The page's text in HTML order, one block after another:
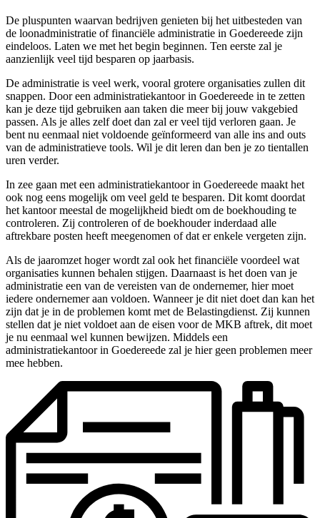
De pluspunten waarvan bedrijven genieten bij het uitbesteden van
de loonadministratie of financiële administratie in Goedereede zijn
eindeloos. Laten we met het begin beginnen. Ten eerste zal je
aanzienlijk veel tijd besparen op jaarbasis.
De administratie is veel werk, vooral grotere organisaties zullen dit
snappen. Door een administratiekantoor in Goedereede in te zetten
kan je deze tijd gebruiken aan taken die meer bij jouw vakgebied
passen. Als je alles zelf doet dan zal er veel tijd verloren gaan. Je
bent nu eenmaal niet voldoende geïnformeerd van alle ins and outs
van de administratieve tools. Wil je dit leren dan ben je zo tientallen
uren verder.
In zee gaan met een administratiekantoor in Goedereede maakt het
ook nog eens mogelijk om veel geld te besparen. Dit komt doordat
het kantoor meestal de mogelijkheid biedt om de boekhouding te
controleren. Zij controleren of de boekhouder inderdaad alle
aftrekbare posten heeft meegenomen of dat er enkele vergeten zijn.
Als de jaaromzet hoger wordt zal ook het financiële voordeel wat
organisaties kunnen behalen stijgen. Daarnaast is het doen van je
administratie een van de vereisten van de ondernemer, hier moet
iedere ondernemer aan voldoen. Wanneer je dit niet doet dan kan het
zijn dat je in de problemen komt met de Belastingdienst. Zij kunnen
stellen dat je niet voldoet aan de eisen voor de MKB aftrek, dit moet
je nu eenmaal wel kunnen bewijzen. Middels een
administratiekantoor in Goedereede zal je hier geen problemen meer
mee hebben.